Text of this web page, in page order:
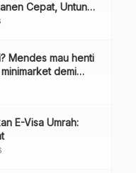
Cepat, Untung
Mendes mau henti
demi
E-Visa Umrah: